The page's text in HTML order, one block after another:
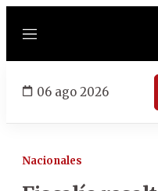
Menú
06 ago 2026
Nacionales